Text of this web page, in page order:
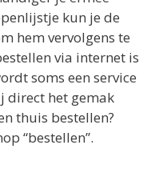
kun je de
hem vervolgens te
via internet is
soms een service
direct het gemak
thuis bestellen?
“bestellen”.